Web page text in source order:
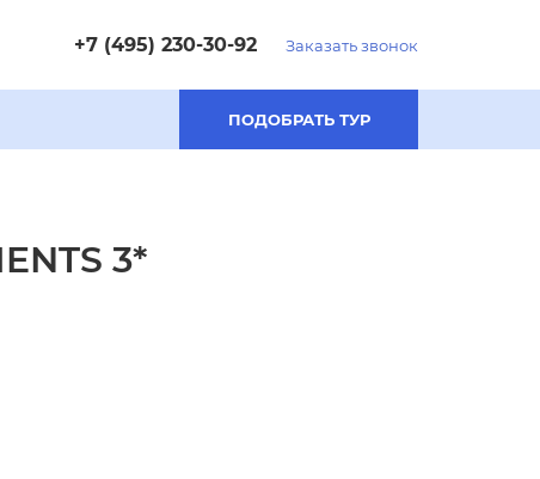
+7 (495) 230-30-92 Заказать звонок
ПОДОБРАТЬ ТУР
3*